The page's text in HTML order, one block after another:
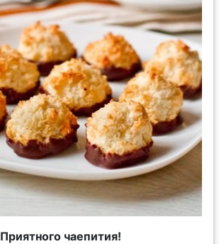
Приятного чаепития!